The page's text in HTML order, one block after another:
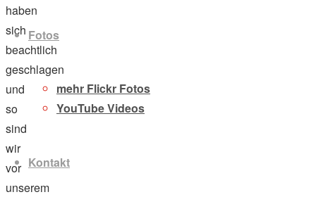
Fotos
mehr Flickr Fotos
YouTube Videos
Kontakt
haben
sich
beachtlich
geschlagen
und
so
sind
wir
vor
unserem